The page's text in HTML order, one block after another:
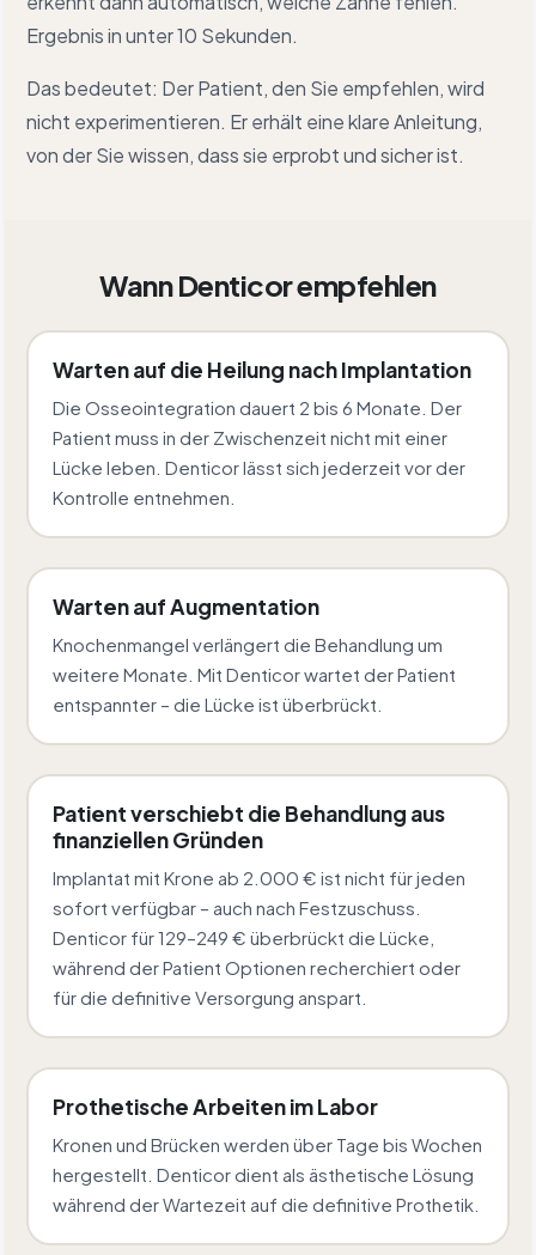
Ergebnis in unter 10 Sekunden.
Das bedeutet: Der Patient, den Sie empfehlen, wird
nicht experimentieren. Er erhält eine klare Anleitung,
von der Sie wissen, dass sie erprobt und sicher ist.
Wann Denticor empfehlen
Warten auf die Heilung nach Implantation
Die Osseointegration dauert 2 bis 6 Monate. Der
Patient muss in der Zwischenzeit nicht mit einer
Lücke leben. Denticor lässt sich jederzeit vor der
Kontrolle entnehmen.
Warten auf Augmentation
Knochenmangel verlängert die Behandlung um
weitere Monate. Mit Denticor wartet der Patient
entspannter – die Lücke ist überbrückt.
Patient verschiebt die Behandlung aus
finanziellen Gründen
Implantat mit Krone ab 2.000 € ist nicht für jeden
sofort verfügbar – auch nach Festzuschuss.
Denticor für 129–249 € überbrückt die Lücke,
während der Patient Optionen recherchiert oder
für die definitive Versorgung anspart.
Prothetische Arbeiten im Labor
Kronen und Brücken werden über Tage bis Wochen
hergestellt. Denticor dient als ästhetische Lösung
während der Wartezeit auf die definitive Prothetik.